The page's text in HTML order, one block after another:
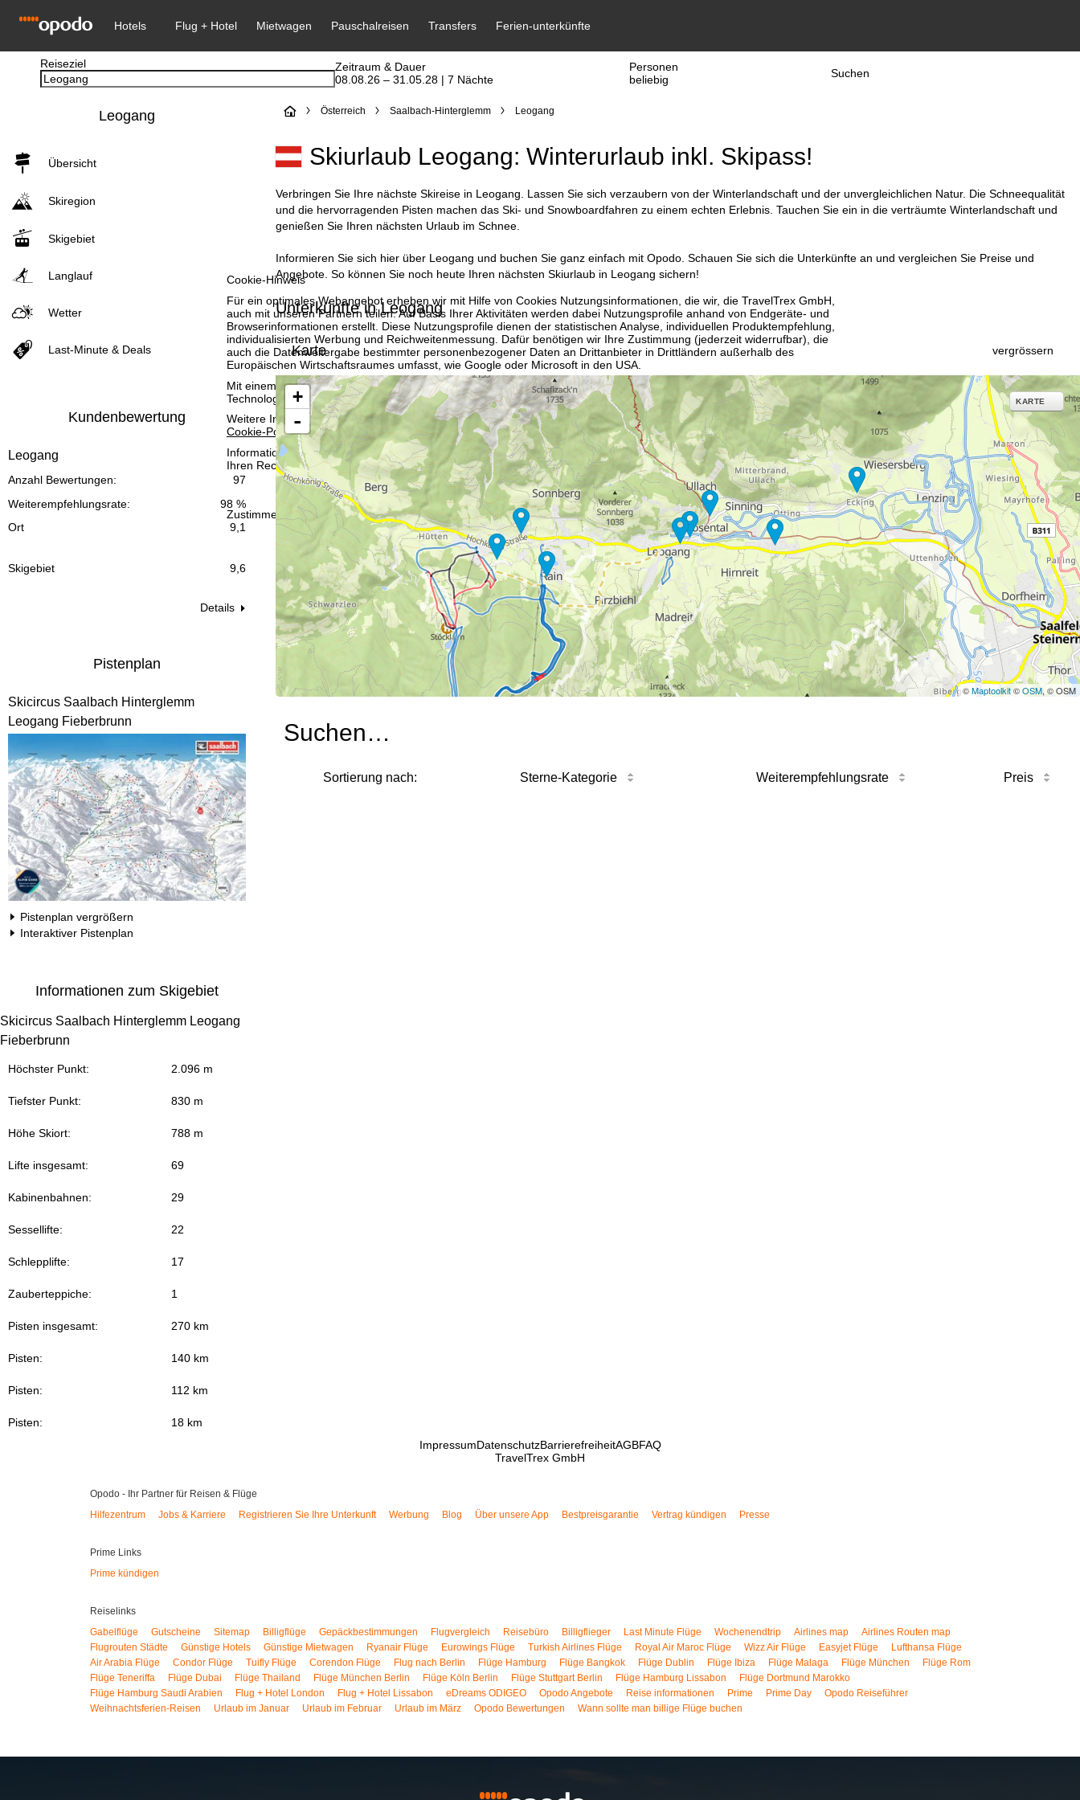
Cookie-Hinweis
Für ein optimales Webangebot erheben wir mit Hilfe von Cookies Nutzungsinformationen, die wir, die TravelTrex GmbH,
auch mit unseren Partnern teilen. Auf Basis Ihrer Aktivitäten werden dabei Nutzungsprofile anhand von Endgeräte- und
Browserinformationen erstellt. Diese Nutzungsprofile dienen der statistischen Analyse, individuellen Produktempfehlung,
individualisierten Werbung und Reichweitenmessung. Dafür benötigen wir Ihre Zustimmung (jederzeit widerrufbar), die
auch die Datenweitergabe bestimmter personenbezogener Daten an Drittanbieter in Drittländern außerhalb des
Europäischen Wirtschaftsraumes umfasst, wie Google oder Microsoft in den USA.
Mit einem Klick aufZustimmen
akzeptieren Sie den Einsatz von nicht funktionsnotwendigen Cookies und ähnlichen
Technologien. Wenn SieAblehnenklicken, verwenden wir nur technisch und zur Vertragserfüllung notwendige Dienste.
Weitere Informationen zur Cookienutzung und die Möglichkeit zur Änderung Ihrer Einstellungen finden Sie in unserer
Cookie-Policy.
Informationen zum Verantwortlichen finden Sie in unseremImpressum
. Informationen zu den Verarbeitungszwecken und
Ihren Rechten finden Sie in unsererDatenschutzerklärung.
Zustimmen
Reiseziel
Zeitraum & Dauer
08.08.26 – 31.05.28 | 7 Nächte
Personen
beliebig
Suchen
Leogang
Übersicht
Skiregion
Skigebiet
Langlauf
Wetter
Last-Minute & Deals
Kundenbewertung
Leogang
97
Anzahl Bewertungen:
98 %
Weiterempfehlungsrate:
Ort
9,1
Skigebiet 9,6
Details
Pistenplan
Skicircus Saalbach Hinterglemm
Leogang Fieberbrunn
Pistenplan vergrößern
Interaktiver Pistenplan
Informationen zum Skigebiet
Skicircus Saalbach Hinterglemm Leogang
Fieberbrunn
Höchster Punkt: 2.096 m
Tiefster Punkt: 830 m
Höhe Skiort: 788 m
Lifte insgesamt: 69
Kabinenbahnen: 29
Sessellifte: 22
Schlepplifte: 17
Zauberteppiche: 1
Pisten insgesamt: 270 km
Pisten: 140 km
Pisten: 112 km
Pisten: 18 km
S
t
r
s
e
i
t
e
Österreich Saalbach-Hinterglemm Leogang
Skiurlaub Leogang: Winterurlaub inkl. Skipass!
Verbringen Sie Ihre nächste Skireise in Leogang. Lassen Sie sich verzaubern von der Winterlandschaft und der unvergleichlichen Natur. Die Schneequalität
und die hervorragenden Pisten machen das Ski- und Snowboardfahren zu einem echten Erlebnis. Tauchen Sie ein in die verträumte Winterlandschaft und
genießen Sie Ihren nächsten Urlaub im Schnee.
Informieren Sie sich hier über Leogang und buchen Sie ganz einfach mit Opodo. Schauen Sie sich die Unterkünfte an und vergleichen Sie Preise und
Angebote. So können Sie noch heute Ihren nächsten Skiurlaub in Leogang sichern!
Unterkünfte in Leogang
Karte vergrössern
+
-
KARTE
©Maptoolkit©OSM, © OSM
Suchen…
Sortierung nach: Sterne-Kategorie Weiterempfehlungsrate Preis
ImpressumDatenschutzBarrierefreiheitAGBFAQ
TravelTrex GmbH